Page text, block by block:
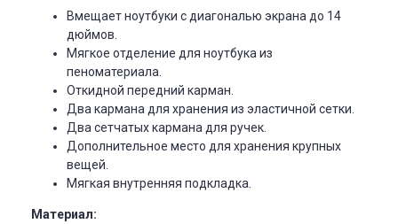
Вмещает ноутбуки с диагональю экрана до 14
дюймов.
Мягкое отделение для ноутбука из
пеноматериала.
Откидной передний карман.
Два кармана для хранения из эластичной сетки.
Два сетчатых кармана для ручек.
Дополнительное место для хранения крупных
вещей.
Мягкая внутренняя подкладка.
Материал: